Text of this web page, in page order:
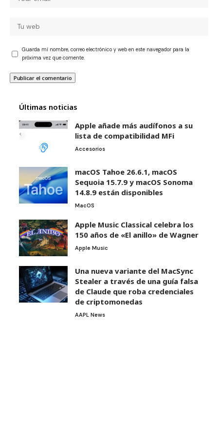
Guarda mi nombre, correo electrónico y web en este navegador para la
próxima vez que comente.
Últimas noticias
Apple añade más audífonos a su
lista de compatibilidad MFi
Accesorios
macOS Tahoe 26.6.1, macOS
Sequoia 15.7.9 y macOS Sonoma
14.8.9 están disponibles
MacOS
Apple Music Classical celebra los
150 años de «El anillo» de Wagner
Apple Music
Una nueva variante del MacSync
Stealer a través de una guía falsa
de Claude que roba credenciales
de criptomonedas
AAPL News